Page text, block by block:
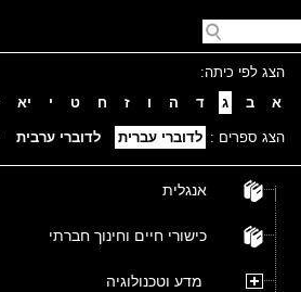
הצג לפי כיתה:
א
ב ג ד ה ו ז ח ט י יא
הצג ספרים : לדוברי עברית לדוברי ערבית
אנגלית
כישורי חיים וחינוך חברתי
מדע וטכנולוגיה